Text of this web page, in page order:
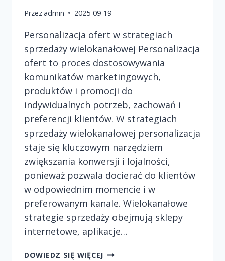
Przezadmin 2025-09-19
Personalizacja ofert w strategiach
sprzedaży wielokanałowej Personalizacja
ofert to proces dostosowywania
komunikatów marketingowych,
produktów i promocji do
indywidualnych potrzeb, zachowań i
preferencji klientów. W strategiach
sprzedaży wielokanałowej personalizacja
staje się kluczowym narzędziem
zwiększania konwersji i lojalności,
ponieważ pozwala docierać do klientów
w odpowiednim momencie i w
preferowanym kanale. Wielokanałowe
strategie sprzedaży obejmują sklepy
internetowe, aplikacje…
DOWIEDZ SIĘ WIĘCEJPERSONALIZACJA